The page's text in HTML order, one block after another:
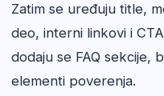
Zatim se uređuju title,
deo, interni linkovi i
dodaju se FAQ sekcije,
elementi poverenja.